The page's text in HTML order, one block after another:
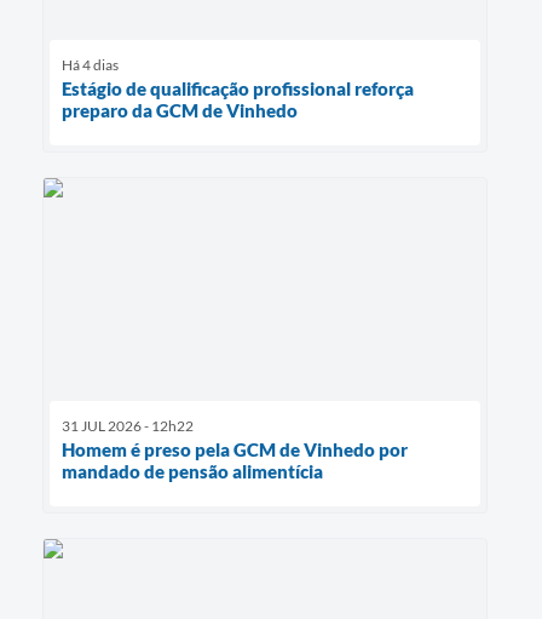
Há 4 dias
Estágio de qualificação profissional reforça
preparo da GCM de Vinhedo
31 JUL 2026 - 12h22
Homem é preso pela GCM de Vinhedo por
mandado de pensão alimentícia